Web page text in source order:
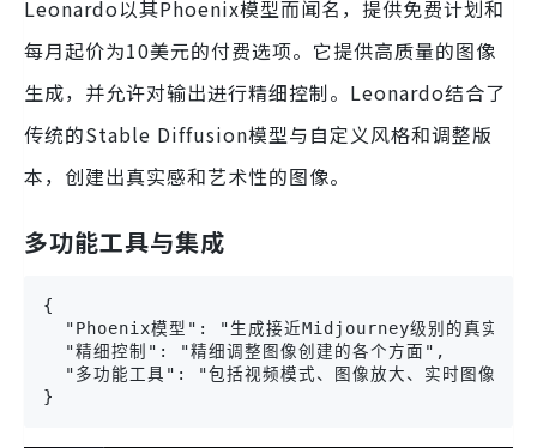
Leonardo以其Phoenix模型而闻名，提供免费计划和
每月起价为10美元的付费选项。它提供高质量的图像
生成，并允许对输出进行精细控制。Leonardo结合了
传统的Stable Diffusion模型与自定义风格和调整版
本，创建出真实感和艺术性的图像。
多功能工具与集成
{
"Phoenix模型": "生成接近Midjourney级别的真实感
  "精细控制": "精细调整图像创建的各个方面",
"多功能工具": "包括视频模式、图像放大、实时图像生
}